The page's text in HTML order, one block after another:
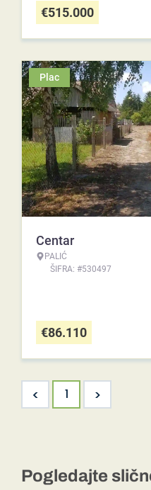
€515.000
Plac
Centar
PALIĆ
ŠIFRA: #530497
€86.110
< 1 >
Pogledajte